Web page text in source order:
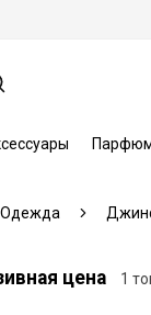
Одежда
цена 1